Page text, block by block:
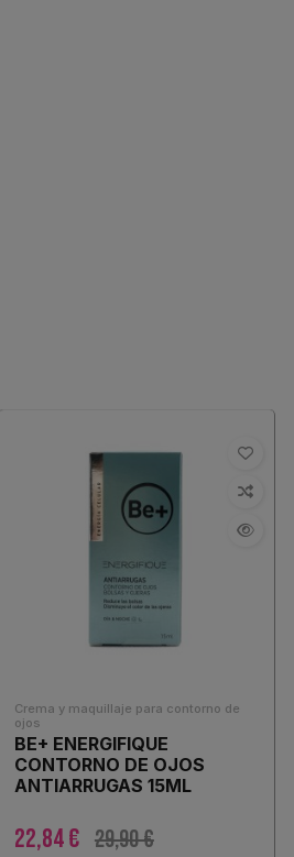
Crema y maquillaje para contorno de
ojos
BE+ ENERGIFIQUE
CONTORNO DE OJOS
ANTIARRUGAS 15ML
22,84 € 29,90 €